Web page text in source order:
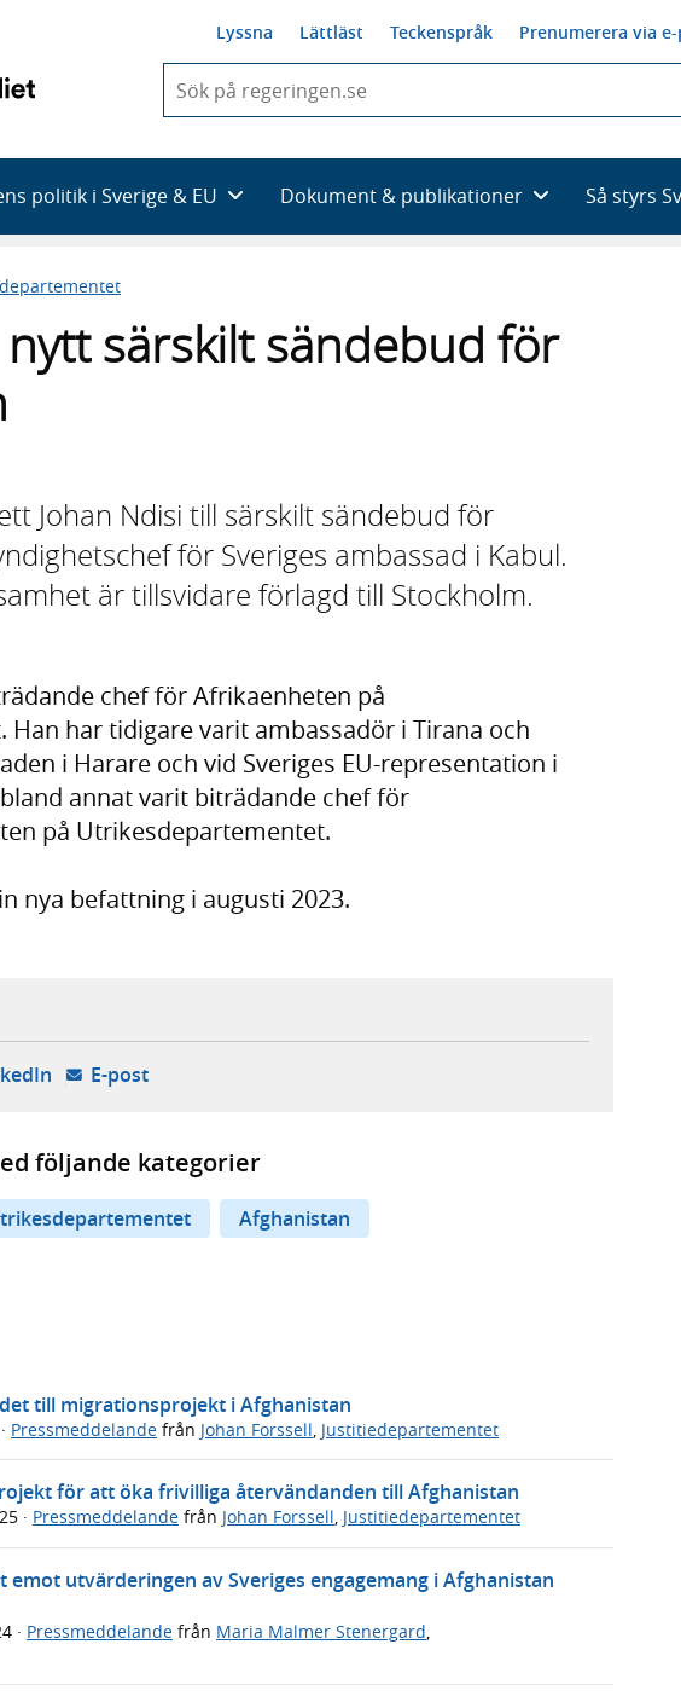
Lyssna Lättläst Teckenspråk Prenumerera via
du
skriva
framträder
en
politik i Sverige & EU Dokument & publikationer Så styrs
nytt särskilt sändebud för
Johan Ndisi till särskilt sändebud för
för Sveriges ambassad i Kabul.
är tillsvidare förlagd till Stockholm.
chef för Afrikaenheten på
har tidigare varit ambassadör i Tirana och
i Harare och vid Sveriges EU-representation i
annat varit biträdande chef för
på Utrikesdepartementet.
nya befattning i augusti 2023.
flik, extern webbplats,
i ny flik, extern webbplats,
- öppnas i ny flik, extern webbplats,
E-post- öppnar din e-postklient,
följande kategorier
Afghanistan
till migrationsprojekt i Afghanistan
· Pressmeddelande från Johan Forssell Justitiedepartementet
för att öka frivilliga återvändanden till Afghanistan
· Pressmeddelande från Johan Forssell, Justitiedepartementet
utvärderingen av Sveriges engagemang i Afghanistan
· Pressmeddelande från Maria Malmer Stenergard,